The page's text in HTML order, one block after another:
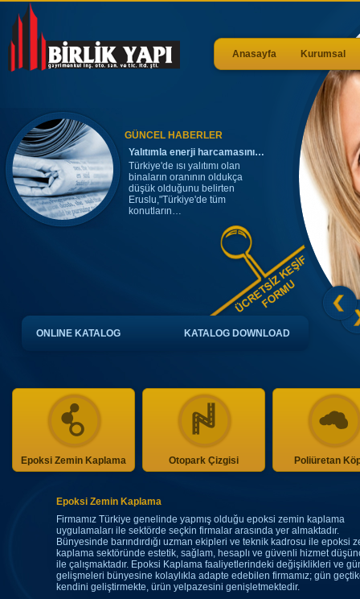
Anasayfa Kurumsal
GÜNCEL HABERLER
Yalıtımla enerji harcamasını…
Türkiye'de ısı yalıtımı olan
binaların oranının oldukça
düşük olduğunu belirten
Eruslu,"Türkiye'de tüm
konutların…
Tüm kredi kartlarına 9 taksit
Birlik Yapı güvencesiyle
ÜCRETSİZ KEŞİF VE TEKLİF
İÇİN BİZİ ARAYIN. 0332 248 20
ONLINE KATALOG KATALOG DOWNLOAD
Epoksi Zemin Kaplama Otopark Çizgisi Poliüretan
Epoksi Zemin Kaplama
Firmamız Türkiye genelinde yapmış olduğu epoksi zemin kaplama
uygulamaları ile sektörde seçkin firmalar arasında yer almaktadır.
Bünyesinde barındırdığı uzman ekipleri ve teknik kadrosu ile epoksi
kaplama sektöründe estetik, sağlam, hesaplı ve güvenli hizmet
ile çalışmaktadır. Epoksi Kaplama faaliyetlerindeki değişiklikleri ve
gelişmeleri bünyesine kolaylıkla adapte edebilen firmamız; gün
kendini geliştirmekte, ürün yelpazesini genişletmektedir.